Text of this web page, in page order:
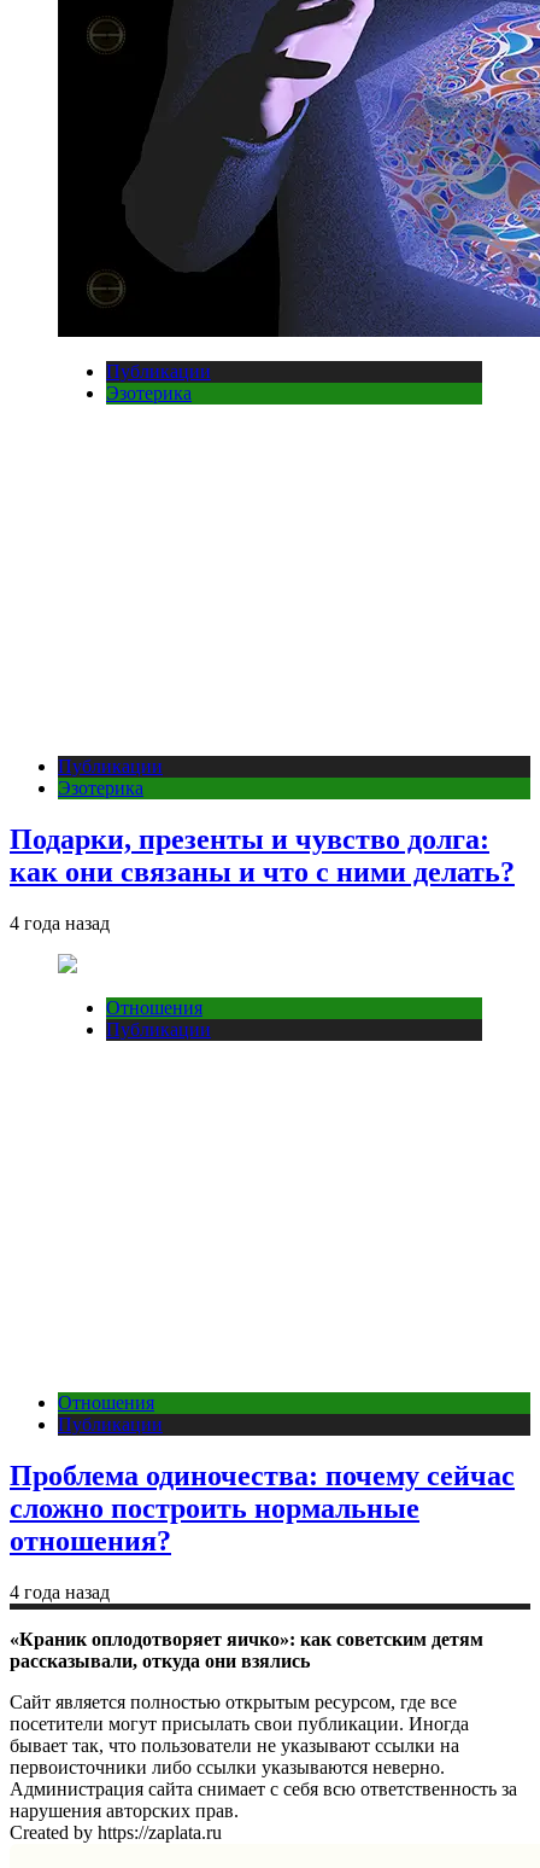
Публикации
Эзотерика
Публикации
Эзотерика
Подарки, презенты и чувство долга:
как они связаны и что с ними делать?
4 года назад
Отношения
Публикации
Отношения
Публикации
Проблема одиночества: почему сейчас
сложно построить нормальные
отношения?
4 года назад
«Краник оплодотворяет яичко»: как советским детям
рассказывали, откуда они взялись
Сайт является полностью открытым ресурсом, где все
посетители могут присылать свои публикации. Иногда
бывает так, что пользователи не указывают ссылки на
первоисточники либо ссылки указываются неверно.
Администрация сайта снимает с себя всю ответственность за
нарушения авторских прав.
Created by https://zaplata.ru